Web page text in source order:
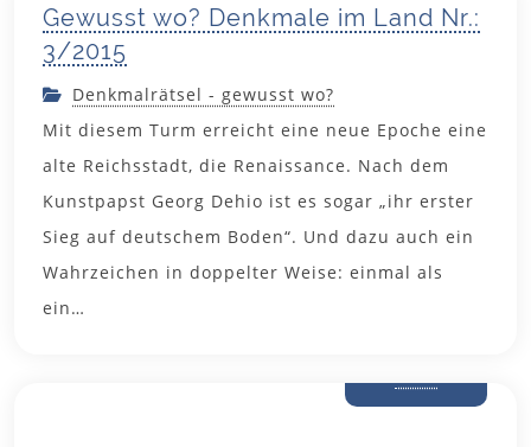
Gewusst wo? Denkmale im Land Nr.:
3/2015
Denkmalrätsel - gewusst wo?
Mit diesem Turm erreicht eine neue Epoche eine
alte Reichsstadt, die Renaissance. Nach dem
Kunstpapst Georg Dehio ist es sogar „ihr erster
Sieg auf deutschem Boden“. Und dazu auch ein
Wahrzeichen in doppelter Weise: einmal als
ein…